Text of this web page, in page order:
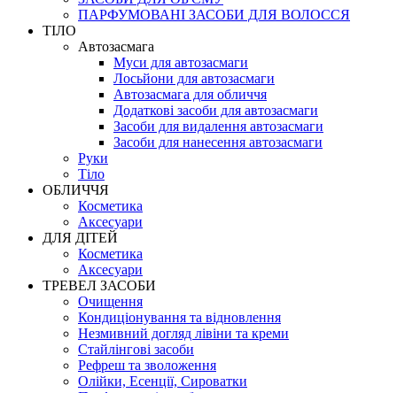
ПАРФУМОВАНІ ЗАСОБИ ДЛЯ ВОЛОССЯ
ТІЛО
Автозасмага
Муси для автозасмаги
Лосьйони для автозасмаги
Автозасмага для обличчя
Додаткові засоби для автозасмаги
Засоби для видалення автозасмаги
Засоби для нанесення автозасмаги
Руки
Тіло
ОБЛИЧЧЯ
Косметика
Аксесуари
ДЛЯ ДІТЕЙ
Косметика
Аксесуари
ТРЕВЕЛ ЗАСОБИ
Очищення
Кондиціонування та відновлення
Незмивний догляд лівіни та креми
Стайлінгові засоби
Рефреш та зволоження
Олійки, Есенції, Сироватки